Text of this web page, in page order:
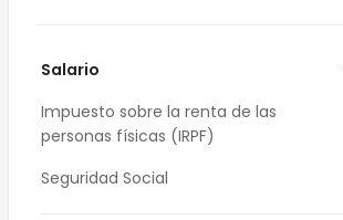
Salario
Impuesto sobre la renta de las
personas físicas (IRPF)
Seguridad Social